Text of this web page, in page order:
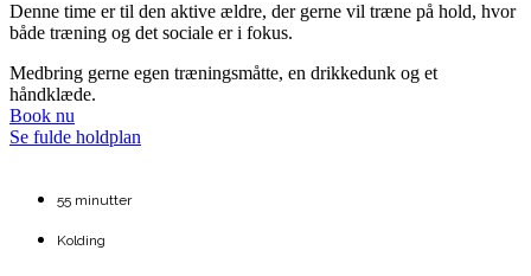
Denne time er til den aktive ældre, der gerne vil træne på hold, hvor
både træning og det sociale er i fokus.
Medbring gerne egen træningsmåtte, en drikkedunk og et
håndklæde.
Book nu
Se fulde holdplan
55 minutter
Kolding